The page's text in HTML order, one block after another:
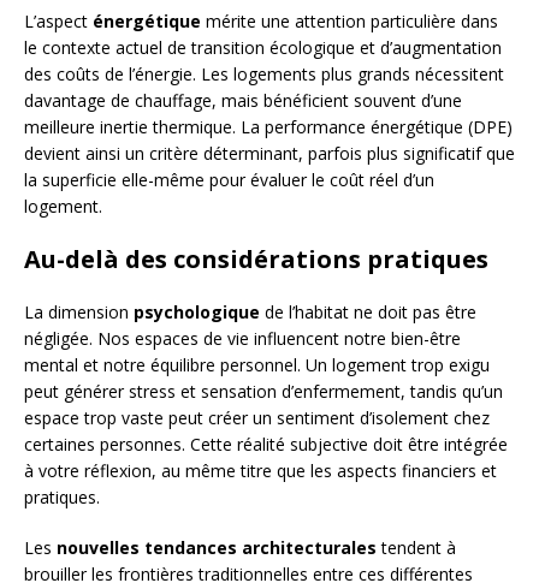
L’aspect énergétique mérite une attention particulière dans
le contexte actuel de transition écologique et d’augmentation
des coûts de l’énergie. Les logements plus grands nécessitent
davantage de chauffage, mais bénéficient souvent d’une
meilleure inertie thermique. La performance énergétique (DPE)
devient ainsi un critère déterminant, parfois plus significatif que
la superficie elle-même pour évaluer le coût réel d’un
logement.
Au-delà des considérations pratiques
La dimension psychologique de l’habitat ne doit pas être
négligée. Nos espaces de vie influencent notre bien-être
mental et notre équilibre personnel. Un logement trop exigu
peut générer stress et sensation d’enfermement, tandis qu’un
espace trop vaste peut créer un sentiment d’isolement chez
certaines personnes. Cette réalité subjective doit être intégrée
à votre réflexion, au même titre que les aspects financiers et
pratiques.
Les nouvelles tendances architecturales tendent à
brouiller les frontières traditionnelles entre ces différentes